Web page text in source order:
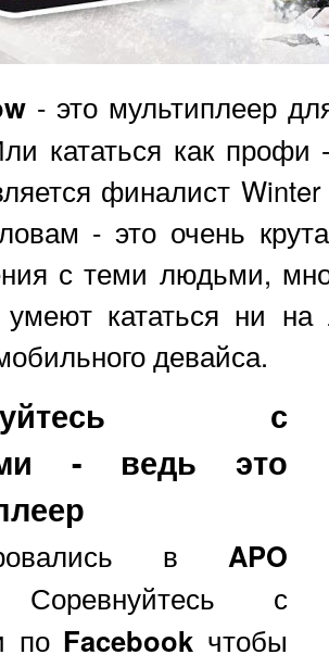
- это мультиплеер
кататься как
финалист
- это очень
с теми людьми,
умеют кататься ни
девайса.
с
- ведь это
в APO
с
по Facebook чтобы